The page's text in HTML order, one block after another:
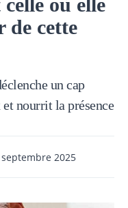
de cette
un cap
nourrit la présence
septembre 2025